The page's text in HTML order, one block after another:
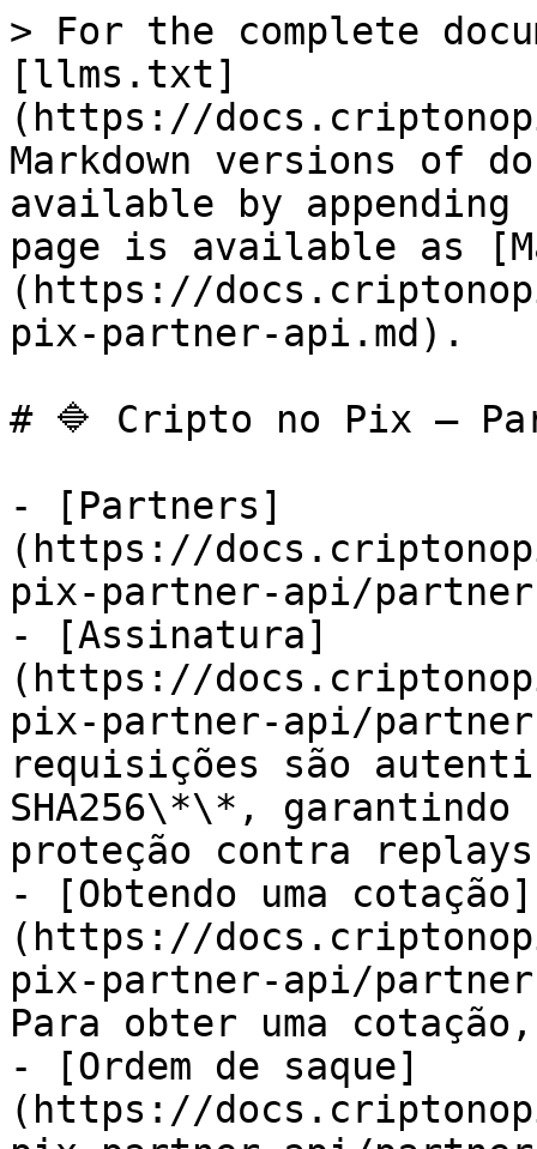
> For the complete
[llms.txt]
(https://
Markdown versions of
available by
page is available as
(https://
pix-partner-api.md).
# 🔷 Cripto no Pix —
- [Partners]
(https://
pix-partner-api/
- [Assinatura]
(https://
pix-partner-api/
requisições são
SHA256\*\*,
proteção contra
- [Obtendo uma cotação]
(https://
pix-partner-api/
Para obter uma
- [Ordem de saque]
(https://